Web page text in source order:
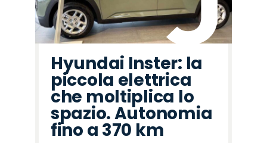
Hyundai Inster: la
piccola elettrica
che moltiplica lo
spazio. Autonomia
fino a 370 km